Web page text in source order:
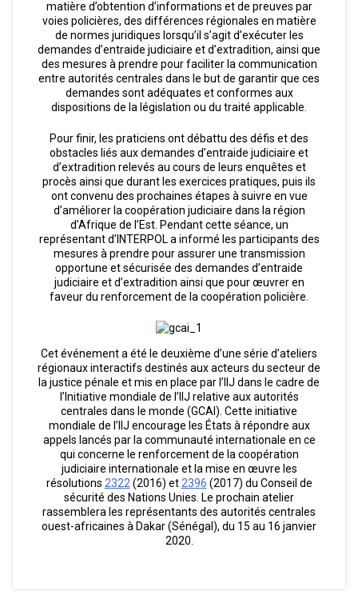
matière d’obtention d’informations et de preuves par
voies policières, des différences régionales en matière
de normes juridiques lorsqu’il s’agit d’exécuter les
demandes d’entraide judiciaire et d’extradition, ainsi que
des mesures à prendre pour faciliter la communication
entre autorités centrales dans le but de garantir que ces
demandes sont adéquates et conformes aux
dispositions de la législation ou du traité applicable.
Pour finir, les praticiens ont débattu des défis et des
obstacles liés aux demandes d’entraide judiciaire et
d’extradition relevés au cours de leurs enquêtes et
procès ainsi que durant les exercices pratiques, puis ils
ont convenu des prochaines étapes à suivre en vue
d’améliorer la coopération judiciaire dans la région
d’Afrique de l’Est. Pendant cette séance, un
représentant d’INTERPOL a informé les participants des
mesures à prendre pour assurer une transmission
opportune et sécurisée des demandes d’entraide
judiciaire et d’extradition ainsi que pour œuvrer en
faveur du renforcement de la coopération policière.
Cet événement a été le deuxième d’une série d’ateliers
régionaux interactifs destinés aux acteurs du secteur de
la justice pénale et mis en place par l’IIJ dans le cadre de
l’Initiative mondiale de l’IIJ relative aux autorités
centrales dans le monde (GCAI). Cette initiative
mondiale de l’IIJ encourage les États à répondre aux
appels lancés par la communauté internationale en ce
qui concerne le renforcement de la coopération
judiciaire internationale et la mise en œuvre les
résolutions 2322(2016) et2396 (2017) du Conseil de
sécurité des Nations Unies. Le prochain atelier
rassemblera les représentants des autorités centrales
ouest-africaines à Dakar (Sénégal), du 15 au 16 janvier
2020.